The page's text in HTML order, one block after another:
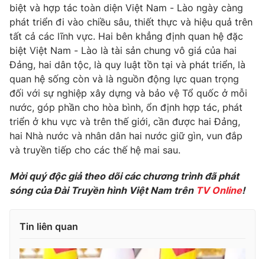
THỜI BÁO VTV
Theo dõi báo trên
Cơ quan chủ quản: Đài Truyền hình Việt Nam
Cơ quan báo chí:
Giấy phép hoạt động báo in và báo điện tử số 483/GP-BTTTT
cấp ngày 29/12/2023
Phó Tổng Biên tập:
Nguyễn Trọng Ninh
Tổng đài VTV:024.38 355 931 - 024.38 355 932
biệt và hợp tác toàn diện Việt Nam - Lào ngày càng
phát triển đi vào chiều sâu, thiết thực và hiệu quả trên
tất cả các lĩnh vực. Hai bên khẳng định quan hệ đặc
biệt Việt Nam - Lào là tài sản chung vô giá của hai
Đảng, hai dân tộc, là quy luật tồn tại và phát triển, là
quan hệ sống còn và là nguồn động lực quan trọng
đối với sự nghiệp xây dựng và bảo vệ Tổ quốc ở mỗi
nước, góp phần cho hòa bình, ổn định hợp tác, phát
triển ở khu vực và trên thế giới, cần được hai Đảng,
hai Nhà nước và nhân dân hai nước giữ gìn, vun đắp
và truyền tiếp cho các thế hệ mai sau.
Mời quý độc giả theo dõi các chương trình đã phát
sóng của Đài Truyền hình Việt Nam trên TV Online!
Tin liên quan